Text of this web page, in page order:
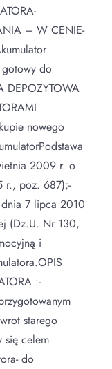
– W CENIE-
gotowy do
DEPOZYTOWA
nowego
2009 r. o
r., poz. 687);-
7 lipca 2010
(Dz.U. Nr 130,
i
:-
starego
się celem
do